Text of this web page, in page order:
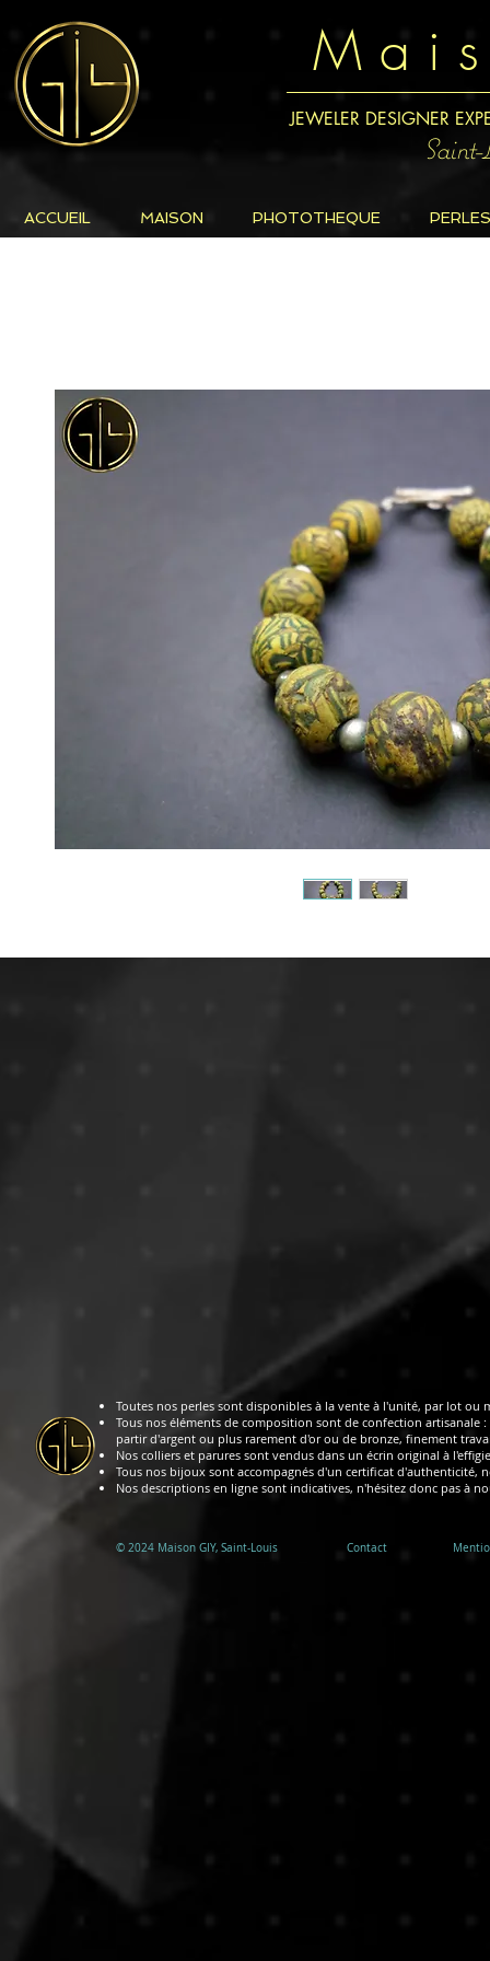
M a i
JEWELER DESIGNER
ACCUEIL MAISON PHOTOTHEQUE PERLES
Toutes nos perles sont disponibles à la vente à l'unité, par lot
Tous nos éléments de composition sont de confection
partir d'argent ou plus rarement d'or ou de bronze, finement
Nos colliers et parures sont vendus dans un écrin original à
Tous nos bijoux sont accompagnés d'un certificat d'authenticité,
Nos descriptions en ligne sont indicatives, n'hésitez donc pas à
© 2024 ​Maison GIY, Saint-Louis Contact